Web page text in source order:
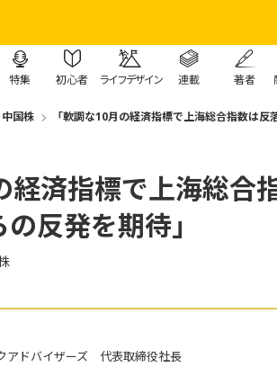
特集 初心者 ライフデザイン 連載 著者
国株 「軟調な10月の経済指標で上海総合指数は反
経済指標で上海総合
反発を期待」
アドバイザーズ 代表取締役社長